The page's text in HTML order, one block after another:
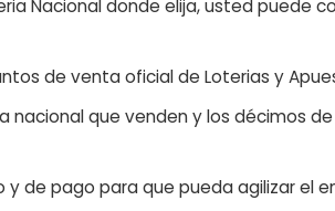
Nacional donde elija, usted puede
de venta oficial de Loterias y
nacional que venden y los décimos
de pago para que pueda agilizar el